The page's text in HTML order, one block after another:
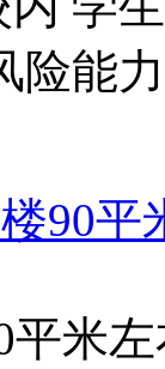
险能
90平
平米